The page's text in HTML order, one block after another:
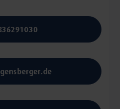
Zielen und
Trainingsplans unter
Ernährung mit